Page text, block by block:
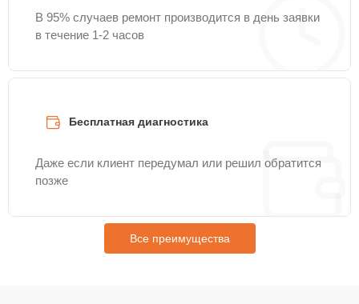
В 95% случаев ремонт производится в день заявки
в течение 1-2 часов
Бесплатная диагностика
Даже если клиент передумал или решил обратится
позже
Все преимущества